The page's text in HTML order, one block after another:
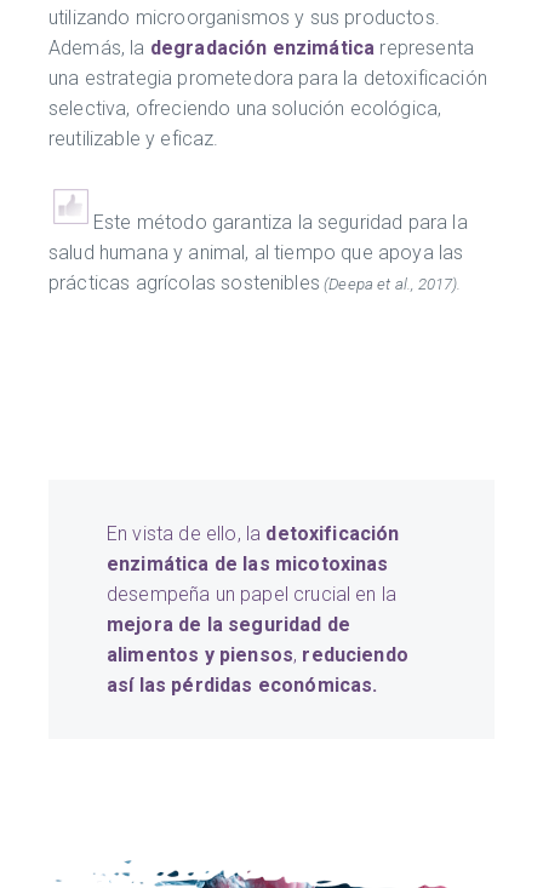
utilizando microorganismos y sus productos.
Además, la degradación enzimática representa
una estrategia prometedora para la detoxificación
selectiva, ofreciendo una solución ecológica,
reutilizable y eficaz.
Este método garantiza la seguridad para la
salud humana y animal, al tiempo que apoya las
prácticas agrícolas sostenibles (Deepa et al., 2017).
En vista de ello, la detoxificación
enzimática de las micotoxinas
desempeña un papel crucial en la
mejora de la seguridad de
alimentos y piensos, reduciendo
así las pérdidas económicas.